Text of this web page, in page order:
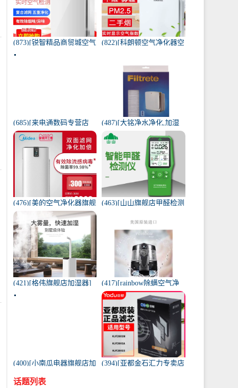
(873)[锐智精品商贸城空气
净化器]小米品质车载空气
(822)[科朗顿空气净化器空
雾月销量9件仅售168元
(685)[来电通数码专营店
USB加湿器]加湿器家用静
音卧室小米小型空气无线
可月销量213件仅售29元
(487)[大铭净水净化,加湿
抽湿机配件]3M菲尔萃空
气净化器静电滤网FACF月
销量1件仅售199元
(476)[美的空气净化器旗舰
店空气净化,氧吧]美的空气
净化器家用除甲醛月销量
170件仅售3698元
(463)[山山旗舰店甲醛检测
苯空气质量专业家月销量
12件仅售298元
(421)[格伟旗舰店加湿器]
工业加湿器大容量空气家
(417)[rainbow除螨空气净
化,氧吧]美国原装进口水过
滤RAINBOW空气月销量0
件仅售31920元
(400)[小南瓜电器旗舰店加
音卧室月销量198件仅售
(394)[亚都金石汇力专卖店
话题列表